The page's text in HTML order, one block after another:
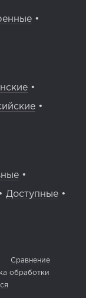
•
•
•
•
Доступные •
Сравнение
обработки